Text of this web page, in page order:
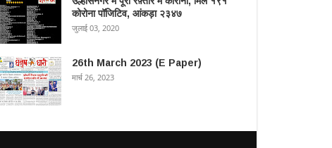
कोरोना पॉजिटिव, आंकड़ा २३४७
जुलाई 03, 2020
26th March 2023 (E Paper)
मार्च 26, 2023